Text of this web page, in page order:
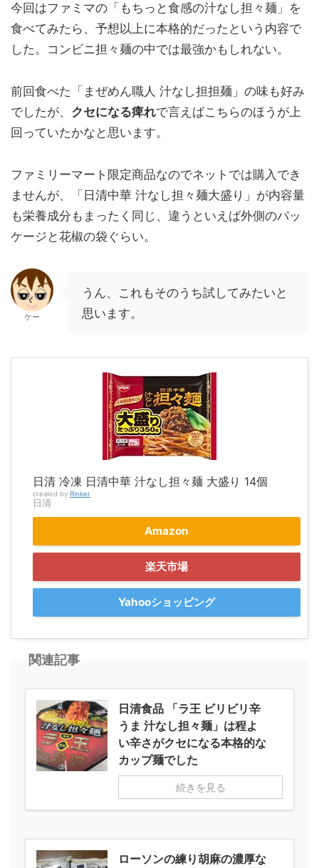
今回はファミマの「もちっと食感の汁なし担々麺」を
食べてみたら、予想以上に本格的だったという内容で
した。コンビニ担々麺の中では最強かもしれない。
前回食べた「まぜめん職人 汁なし担担麺」の味も好み
でしたが、 クセになる痺れで言えばこちらのほうが上
回っていたかなと思います。
ファミリーマート限定商品なのでネットでは購入でき
ませんが、「日清中華 汁なし担々麺大盛り」が内容量
も栄養成分もまったく同じ、違うといえば外側のパッ
ケージと花椒の袋ぐらい。
ケー
うん、これもそのうち試してみたいと
思います。
日清 冷凍 日清中華 汁なし担々麺 大盛り 14個
created by Rinker
日清
Amazon
楽天市場
Yahooショッピング
関連記事
日清食品 「ラ王 ビリビリ辛
うま 汁なし担々麺」は程よ
い辛さがクセになる本格的な
カップ麺でした
続きを見る
ローソンの練り胡麻の濃厚な